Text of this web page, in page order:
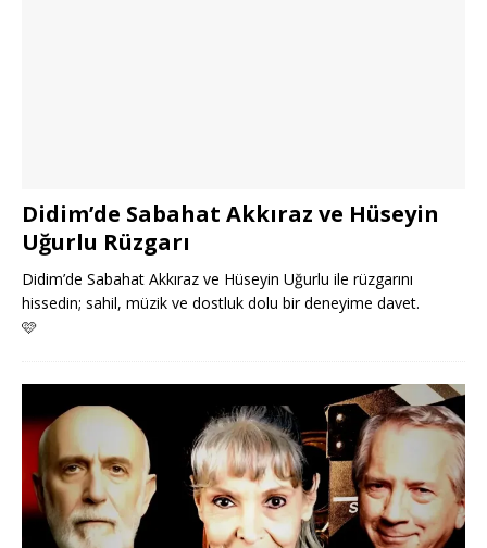
Didim’de Sabahat Akkıraz ve Hüseyin
Uğurlu Rüzgarı
Didim’de Sabahat Akkıraz ve Hüseyin Uğurlu ile rüzgarını
hissedin; sahil, müzik ve dostluk dolu bir deneyime davet.
🩷